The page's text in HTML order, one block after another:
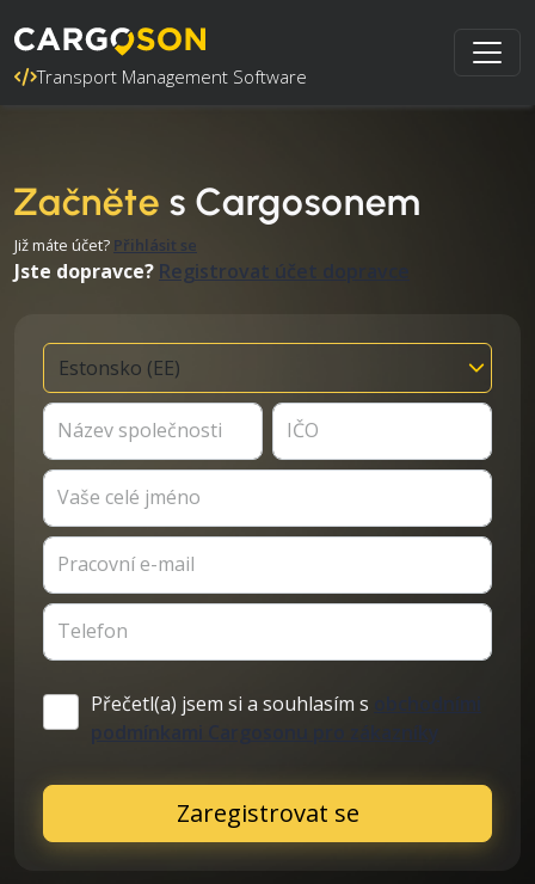
Transport Management Software
Začněte s Cargosonem
Již máte účet? Přihlásit se
Jste dopravce? Registrovat účet dopravce
Název společnosti IČO
Vaše celé jméno
Pracovní e-mail
Telefon
Přečetl(a) jsem si a souhlasím s
obchodními
podmínkami Cargosonu pro zákazníky
Zaregistrovat se